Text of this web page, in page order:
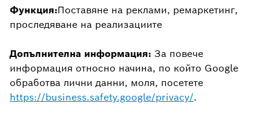
Функция:Поставяне на реклами, ремаркетинг,
проследяване на реализациите
Допълнителна информация: За повече
информация относно начина, по който Google
обработва лични данни, моля, посетете
https://business.safety.google/privacy/.